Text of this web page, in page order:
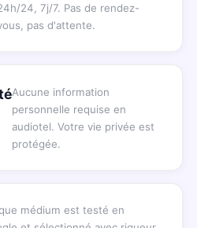
24, 7j/7. Pas de rendez-
pas d'attente.
Aucune information
personnelle requise en
audiotel. Votre vie privée est
protégée.
médium est testé en